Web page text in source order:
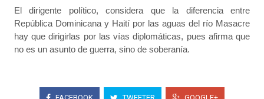
El dirigente político, considera que la diferencia entre
República Dominicana y Haití por las aguas del río Masacre
hay que dirigirlas por las vías diplomáticas, pues afirma que
no es un asunto de guerra, sino de soberanía.
FACEBOOK TWEETER GOOGLE+